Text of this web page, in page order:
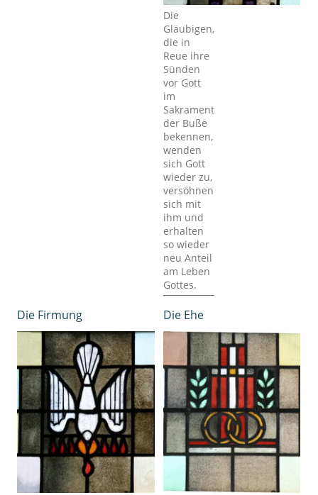
Die
Gläubigen,
die in
Reue ihre
Sünden
vor Gott
im
Sakrament
der Buße
bekennen,
wenden
sich Gott
wieder zu,
versöhnen
sich mit
ihm und
erhalten
so wieder
neu Anteil
am Leben
Gottes.
Die Firmung Die Ehe